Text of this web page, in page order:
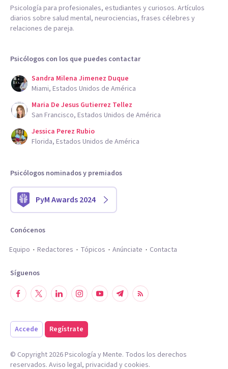
Psicología para profesionales, estudiantes y curiosos. Artículos
diarios sobre salud mental, neurociencias, frases célebres y
relaciones de pareja.
Psicólogos con los que puedes contactar
Sandra Milena Jimenez Duque
Miami, Estados Unidos de América
Maria De Jesus Gutierrez Tellez
San Francisco, Estados Unidos de América
Jessica Perez Rubio
Florida, Estados Unidos de América
Psicólogos nominados y premiados
PyM Awards 2024
Conócenos
Equipo
Redactores Tópicos Anúnciate Contacta
Síguenos
Accede Regístrate
© Copyright 2026Psicología y Mente. Todos los derechos
reservados. Aviso legal, privacidad y cookies.